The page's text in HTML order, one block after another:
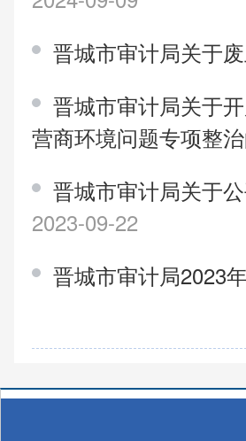
晋城市审计局关于
晋城市审计局关于
营商环境问题专项整
晋城市审计局关于
2023-09-22
晋城市审计局2023